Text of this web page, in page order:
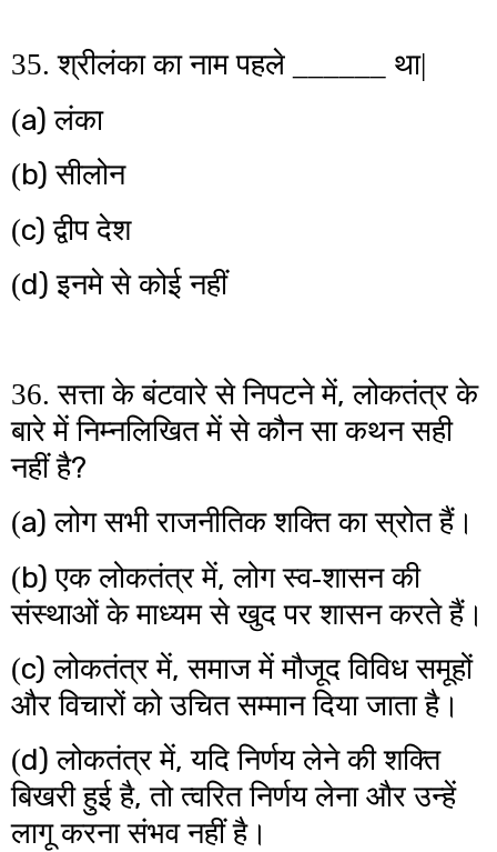
35. श्रीलंका का नाम पहले ______ था|
(a)लंका
(b)सीलोन
(c)द्वीप देश
(d)इनमे से कोई नहीं
36. सत्ता के बंटवारे से निपटने में,लोकतंत्र के
बारे में निम्नलिखित में से कौन सा कथन सही
नहीं है?
(a) लोग सभी राजनीतिक शक्ति का स्रोत हैं।
(b) एक लोकतंत्र में,लोग स्व-शासन की
संस्थाओं के माध्यम से खुद पर शासन करते हैं।
(c) लोकतंत्र में,समाज में मौजूद विविध समूहों
और विचारों को उचित सम्मान दिया जाता है।
(d) लोकतंत्र में,यदि निर्णय लेने की शक्ति
बिखरी हुई है,तो त्वरित निर्णय लेना और उन्हें
लागू करना संभव नहीं है।